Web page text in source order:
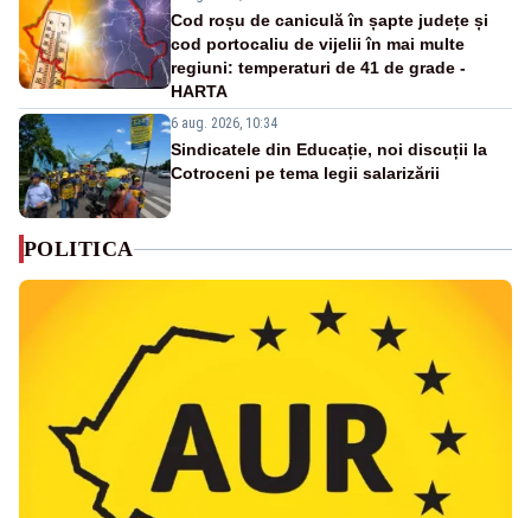
Cod roșu de caniculă în șapte județe și
cod portocaliu de vijelii în mai multe
regiuni: temperaturi de 41 de grade -
HARTA
6 aug. 2026, 10:34
Sindicatele din Educație, noi discuții la
Cotroceni pe tema legii salarizării
POLITICA